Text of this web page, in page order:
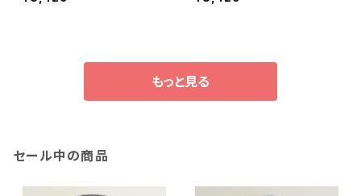
クス
もっと見る
セール中の商品